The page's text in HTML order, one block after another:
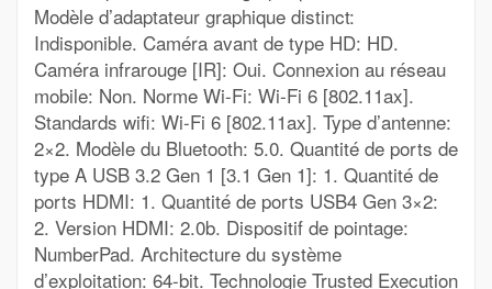
Modèle d’adaptateur graphique distinct:
Indisponible. Caméra avant de type HD: HD.
Caméra infrarouge [IR]: Oui. Connexion au réseau
mobile: Non. Norme Wi-Fi: Wi-Fi 6 [802.11ax].
Standards wifi: Wi-Fi 6 [802.11ax]. Type d’antenne:
2×2. Modèle du Bluetooth: 5.0. Quantité de ports de
type A USB 3.2 Gen 1 [3.1 Gen 1]: 1. Quantité de
ports HDMI: 1. Quantité de ports USB4 Gen 3×2:
2. Version HDMI: 2.0b. Dispositif de pointage:
NumberPad. Architecture du système
d’exploitation: 64-bit. Technologie Trusted Execution